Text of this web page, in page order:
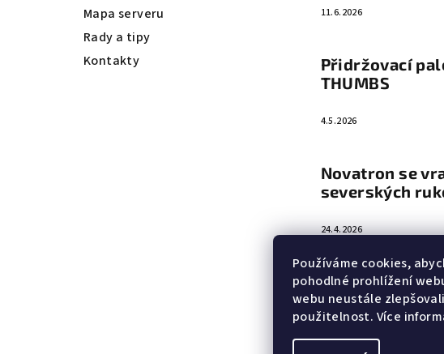
Používáme cookies,
pohodlné prohlížení
webu neustále
použitelnost. Více
Mapa serveru
Rady a tipy
Kontakty
11.6.2026
Přidržovací
THUMBS
4.5.2026
Novatron se
severských
24.4.2026